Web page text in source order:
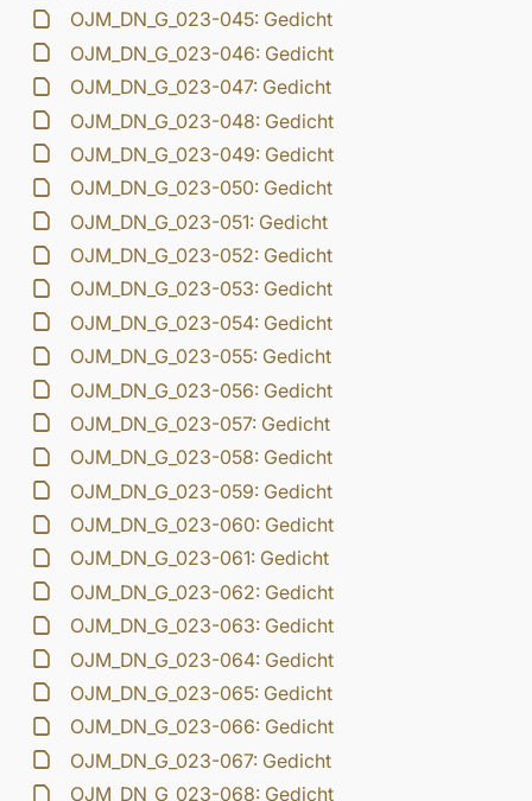
OJM_DN_G_023-045: Gedicht
OJM_DN_G_023-046: Gedicht
OJM_DN_G_023-047: Gedicht
OJM_DN_G_023-048: Gedicht
OJM_DN_G_023-049: Gedicht
OJM_DN_G_023-050: Gedicht
OJM_DN_G_023-051: Gedicht
OJM_DN_G_023-052: Gedicht
OJM_DN_G_023-053: Gedicht
OJM_DN_G_023-054: Gedicht
OJM_DN_G_023-055: Gedicht
OJM_DN_G_023-056: Gedicht
OJM_DN_G_023-057: Gedicht
OJM_DN_G_023-058: Gedicht
OJM_DN_G_023-059: Gedicht
OJM_DN_G_023-060: Gedicht
OJM_DN_G_023-061: Gedicht
OJM_DN_G_023-062: Gedicht
OJM_DN_G_023-063: Gedicht
OJM_DN_G_023-064: Gedicht
OJM_DN_G_023-065: Gedicht
OJM_DN_G_023-066: Gedicht
OJM_DN_G_023-067: Gedicht
OJM_DN_G_023-068: Gedicht